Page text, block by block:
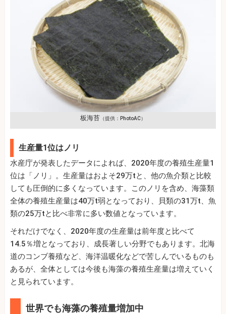
板海苔 （提供：PhotoAC）
生産量1位はノリ
水産庁が発表したデータによれば、2020年度の養殖生産量1
位は「ノリ」。生産量はおよそ29万tと、他の魚介類と比較
しても圧倒的に多くなっています。このノリを含め、海藻類
全体の養殖生産量は40万t弱となっており、貝類の31万t、魚
類の25万tと比べ非常に多い数値となっています。
それだけでなく、2020年度の生産量は前年度と比べて
14.5％増となっており、成長著しい分野でもあります。北海
道のコンブ養殖など、海洋温暖化などで苦しんでいるものも
あるが、全体としては今後も海藻の養殖生産量は増えていく
と見られています。
世界でも海藻の養殖量増加中